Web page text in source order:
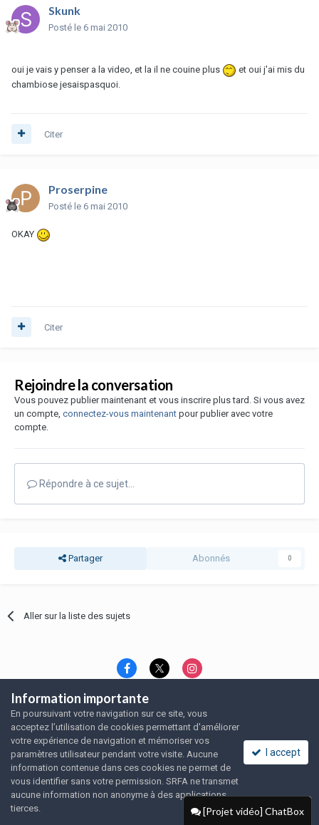
Skunk
Posté le 6 mai 2010
oui je vais y penser a la video, et la il ne couine plus
et oui j'ai mis du
chambiose jesaispasquoi.
Citer
Proserpine
Posté le 6 mai 2010
OKAY
Citer
Rejoindre la conversation
Vous pouvez publier maintenant et vous inscrire plus tard. Si vous avez
un compte, connectez-vous maintenant pour publier avec votre
compte.
Répondre à ce sujet…
Partager Abonnés 0
Aller sur la liste des sujets
[Projet vidéo] ChatBox
Langue Thème
Politique de confidentialité
Nous contacter
Nous contacter
SRFA, l'association des amoureux du rat domestique
Powered by Invision Community
Information importante
En poursuivant votre navigation sur ce site, vous
acceptez l’utilisation de cookies permettant d'améliorer
votre expérience de navigation et mémoriser vos
paramètres utilisateur pendant votre visite. Aucune
information contenue dans ces cookies ne permet de
vous identifier sans votre permission. SRFA ne transmet
aucune information non anonyme à des applications
tierces.
I accept